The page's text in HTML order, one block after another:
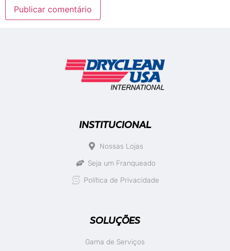
INSTITUCIONAL
Nossas Lojas
Seja um Franqueado
Política de Privacidade
SOLUÇÕES
Gama de Serviços